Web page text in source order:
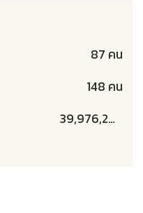
87 คน
148 คน
39,976,203 คน